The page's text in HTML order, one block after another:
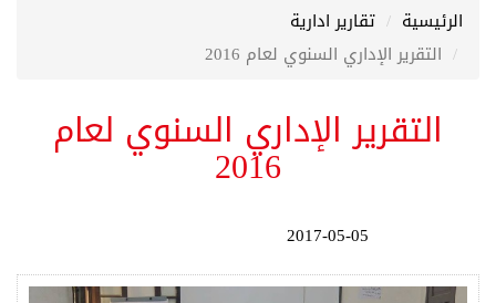
الرئيسية
تقارير ادارية
التقرير الإداري السنوي لعام 2016
التقرير الإداري السنوي لعام
2016
2017-05-05